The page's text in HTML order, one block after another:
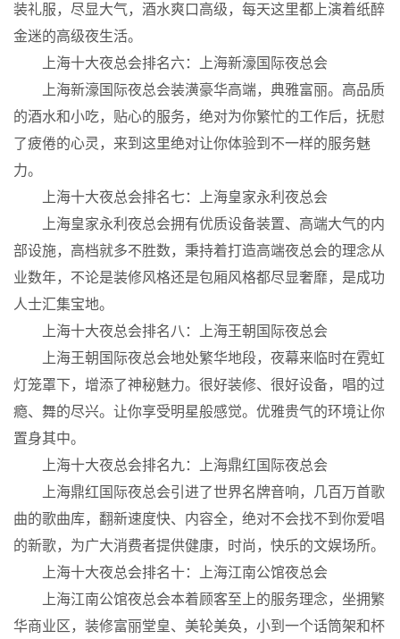
装礼服，尽显大气，酒水爽口高级，每天这里都上演着纸醉
金迷的高级夜生活。
上海十大夜总会排名六：上海新濠国际夜总会
上海新濠国际夜总会装潢豪华高端，典雅富丽。高品质
的酒水和小吃，贴心的服务，绝对为你繁忙的工作后，抚慰
了疲倦的心灵，来到这里绝对让你体验到不一样的服务魅
力。
上海十大夜总会排名七：上海皇家永利夜总会
上海皇家永利夜总会拥有优质设备装置、高端大气的内
部设施，高档就多不胜数，秉持着打造高端夜总会的理念从
业数年，不论是装修风格还是包厢风格都尽显奢靡，是成功
人士汇集宝地。
上海十大夜总会排名八：上海王朝国际夜总会
上海王朝国际夜总会地处繁华地段，夜幕来临时在霓虹
灯笼罩下，增添了神秘魅力。很好装修、很好设备，唱的过
瘾、舞的尽兴。让你享受明星般感觉。优雅贵气的环境让你
置身其中。
上海十大夜总会排名九：上海鼎红国际夜总会
上海鼎红国际夜总会引进了世界名牌音响，几百万首歌
曲的歌曲库，翻新速度快、内容全，绝对不会找不到你爱唱
的新歌，为广大消费者提供健康，时尚，快乐的文娱场所。
上海十大夜总会排名十：上海江南公馆夜总会
上海江南公馆夜总会本着顾客至上的服务理念，坐拥繁
华商业区，装修富丽堂皇、美轮美奂，小到一个话筒架和杯